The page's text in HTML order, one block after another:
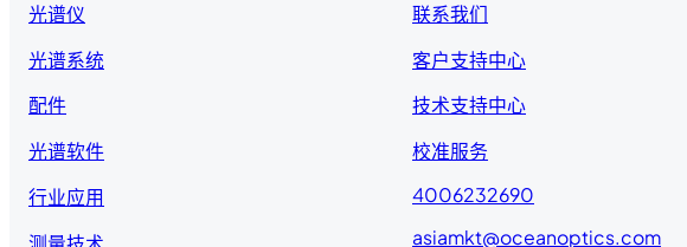
光谱仪
光谱系统
配件
光谱软件
行业应用
联系我们
客户支持中心
技术支持中心
校准服务
4006232690
asiamkt@oceanoptics.com